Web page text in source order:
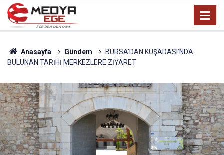
Anasayfa Gündem
BURSA'DAN KUŞADASI’NDA
BULUNAN TARİHİ MERKEZLERE ZİYARET